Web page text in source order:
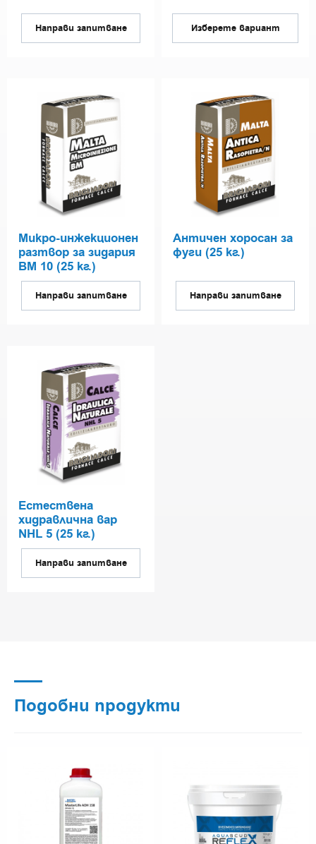
Направи запитване Изберете вариант
Микро-инжекционен
разтвор за зидария
BM 10 (25 кг.)
Направи запитване
Античен хоросан за
фуги (25 кг.)
Направи запитване
Естествена
хидравлична вар
NHL 5 (25 кг.)
Направи запитване
Подобни продукти